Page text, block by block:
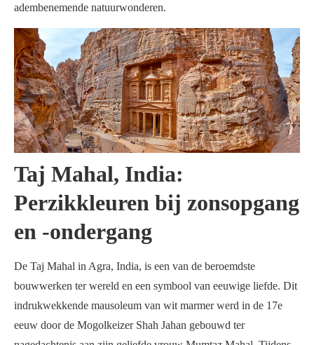
adembenemende natuurwonderen.
Taj Mahal, India:
Perzikkleuren bij zonsopgang
en -ondergang
De Taj Mahal in Agra, India, is een van de beroemdste
bouwwerken ter wereld en een symbool van eeuwige liefde. Dit
indrukwekkende mausoleum van wit marmer werd in de 17e
eeuw door de Mogolkeizer Shah Jahan gebouwd ter